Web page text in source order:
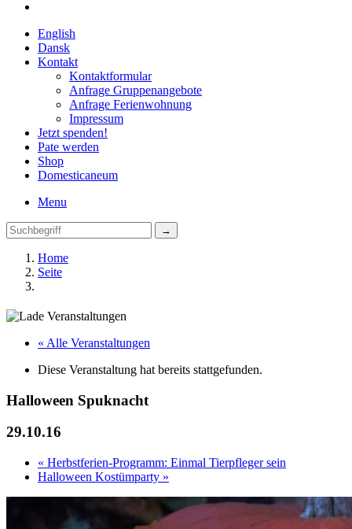
English
Dansk
Kontakt
Kontaktformular
Anfrage Gruppenangebote
Anfrage Ferienwohnung
Impressum
Jetzt spenden!
Pate werden
Shop
Domesticaneum
Menu
Home
Seite
« Alle Veranstaltungen
Diese Veranstaltung hat bereits stattgefunden.
Halloween Spuknacht
29.10.16
« Herbstferien-Programm: Einmal Tierpfleger sein
Halloween Kostümparty »